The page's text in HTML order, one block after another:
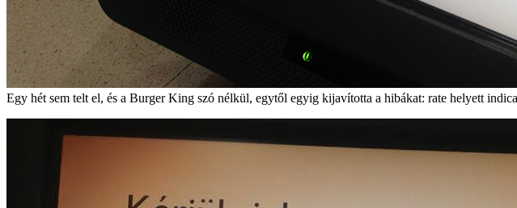
Egy hét sem telt el, és a Burger King szó nélkül, egytől egyig kijavította a hibákat: rate helyett